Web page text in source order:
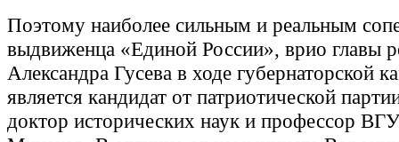
Поэтому наиболее сильным и реальным
выдвиженца «Единой России», врио главы
Александра Гусева в ходе губернаторской
является кандидат от патриотической
доктор исторических наук и профессор